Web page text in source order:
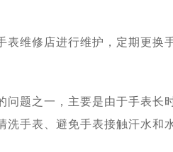
维修店进行维护，定期更换
问题之一，主要是由于手表长
手表、避免手表接触汗水